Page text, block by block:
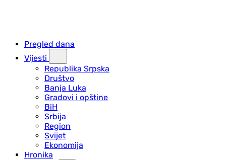
Pregled dana
Vijesti
Republika Srpska
Društvo
Banja Luka
Gradovi i opštine
BiH
Srbija
Region
Svijet
Ekonomija
Hronika